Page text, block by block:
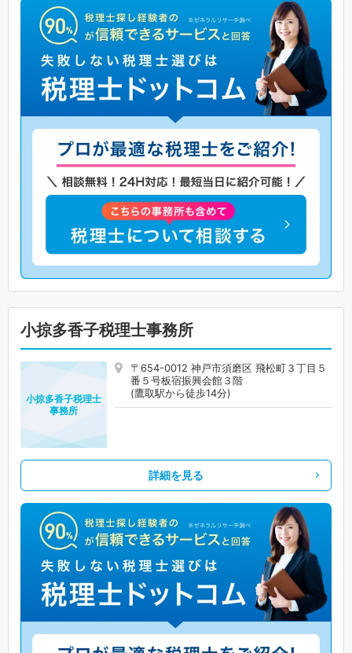
小掠多香子税理士事務所
〒654-0012 神戸市須磨区 飛松町３丁目５
番５号板宿振興会館３階
(鷹取駅から徒歩14分)
小掠多香子税理士
事務所
詳細を見る